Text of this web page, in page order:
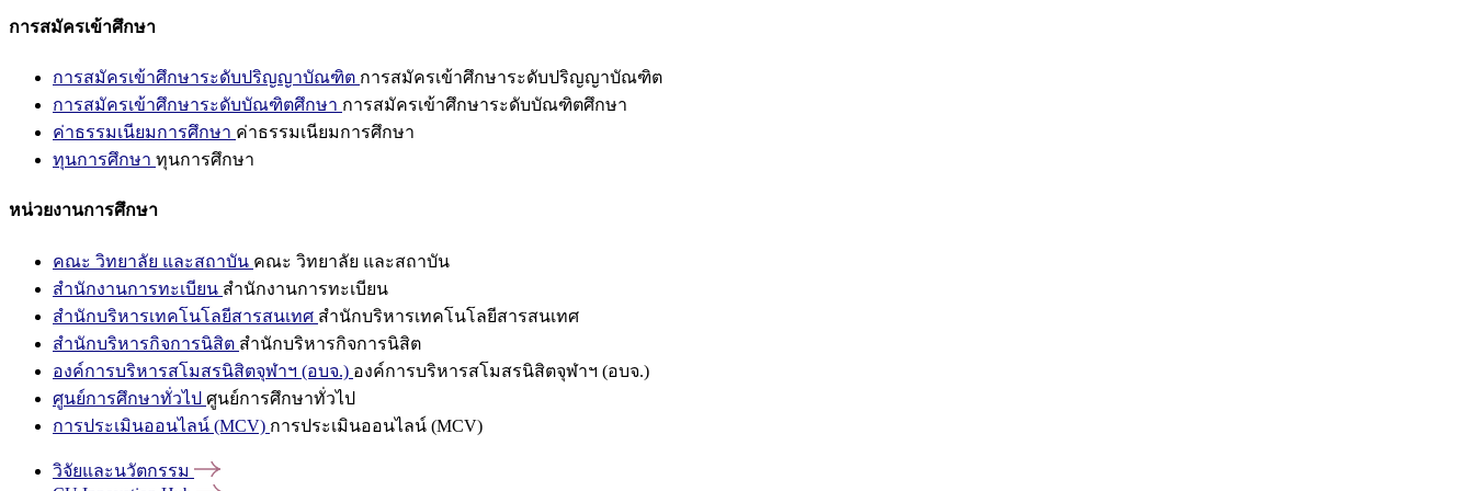
การสมัครเข้าศึกษา
การสมัครเข้าศึกษาระดับปริญญาบัณฑิต การสมัครเข้าศึกษาระดับปริญญาบัณฑิต
การสมัครเข้าศึกษาระดับบัณฑิตศึกษา การสมัครเข้าศึกษาระดับบัณฑิตศึกษา
ค่าธรรมเนียมการศึกษา ค่าธรรมเนียมการศึกษา
ทุนการศึกษา ทุนการศึกษา
หน่วยงานการศึกษา
คณะ วิทยาลัย และสถาบัน คณะ วิทยาลัย และสถาบัน
สำนักงานการทะเบียน สำนักงานการทะเบียน
สำนักบริหารเทคโนโลยีสารสนเทศ สำนักบริหารเทคโนโลยีสารสนเทศ
สำนักบริหารกิจการนิสิต สำนักบริหารกิจการนิสิต
องค์การบริหารสโมสรนิสิตจุฬาฯ (อบจ.) องค์การบริหารสโมสรนิสิตจุฬาฯ (อบจ.)
ศูนย์การศึกษาทั่วไป ศูนย์การศึกษาทั่วไป
การประเมินออนไลน์ (MCV) การประเมินออนไลน์ (MCV)
วิจัยและนวัตกรรม